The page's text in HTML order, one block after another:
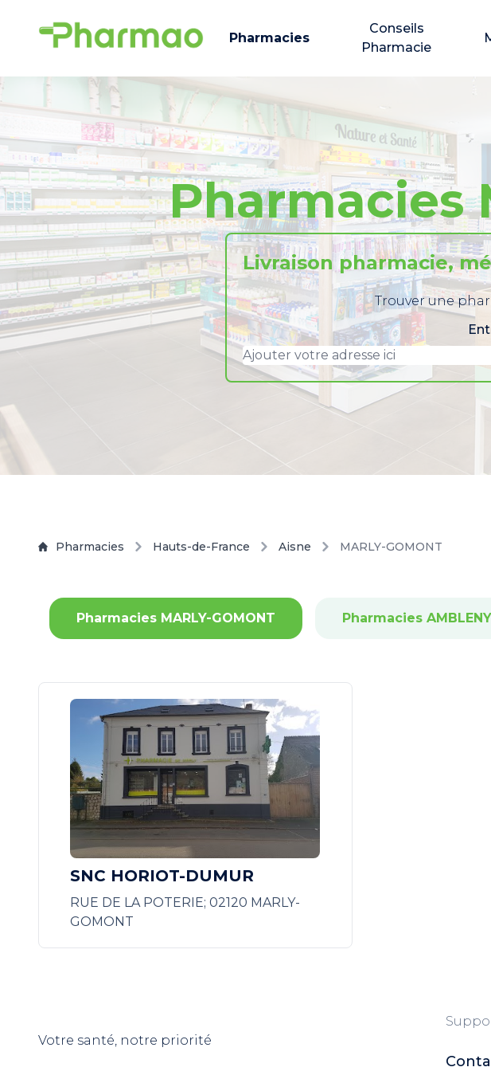
Pharmacies
Conseils
Pharmacie
Pharmacies
Livraison pharmacie,
Trouver une
Pharmacies Hauts-de-France Aisne MARLY-GOMONT
Pharmacies MARLY-GOMONT Pharmacies AMBLENY
SNC HORIOT-DUMUR
RUE DE LA POTERIE; 02120 MARLY-
GOMONT
Votre santé, notre priorité